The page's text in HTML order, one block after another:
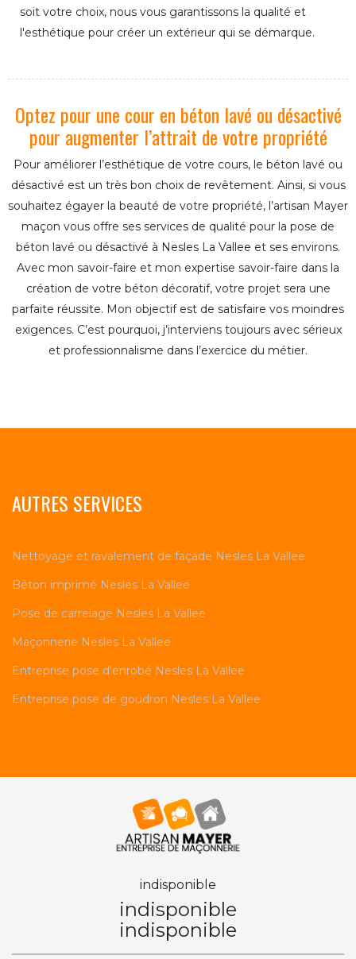
soit votre choix, nous vous garantissons la qualité et
l'esthétique pour créer un extérieur qui se démarque.
Optez pour une cour en béton lavé ou désactivé
pour augmenter l’attrait de votre propriété
Pour améliorer l’esthétique de votre cours, le béton lavé ou
désactivé est un très bon choix de revêtement. Ainsi, si vous
souhaitez égayer la beauté de votre propriété, l’artisan Mayer
maçon vous offre ses services de qualité pour la pose de
béton lavé ou désactivé à Nesles La Vallee et ses environs.
Avec mon savoir-faire et mon expertise savoir-faire dans la
création de votre béton décoratif, votre projet sera une
parfaite réussite. Mon objectif est de satisfaire vos moindres
exigences. C’est pourquoi, j’interviens toujours avec sérieux
et professionnalisme dans l’exercice du métier.
AUTRES SERVICES
Nettoyage et ravalement de façade Nesles La Vallee
Béton imprimé Nesles La Vallee
Pose de carrelage Nesles La Vallee
Maçonnerie Nesles La Vallee
Entreprise pose d'enrobé Nesles La Vallee
Entreprise pose de goudron Nesles La Vallee
indisponible
indisponible
indisponible